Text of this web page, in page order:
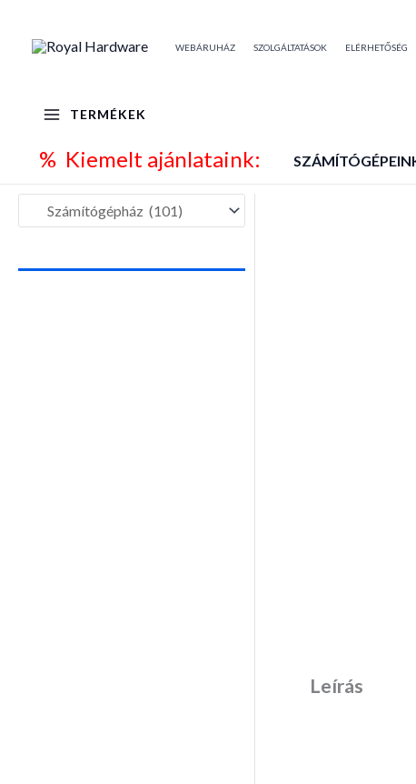
WEBÁRUHÁZ SZOLGÁLTATÁSOK ELÉRHETŐSÉG
TERMÉKEK
% Kiemelt ajánlataink:
Leírás